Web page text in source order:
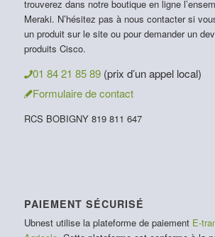
trouverez dans notre boutique en ligne
Meraki. N’hésitez pas à nous contacter si
un produit sur le site ou pour demander un
produits Cisco.
01 84 21 85 89 (prix d’un appel local)
Formulaire de contact
RCS BOBIGNY 819 811 647
PAIEMENT SÉCURISÉ
Ubnest utilise la plateforme de paiement E-